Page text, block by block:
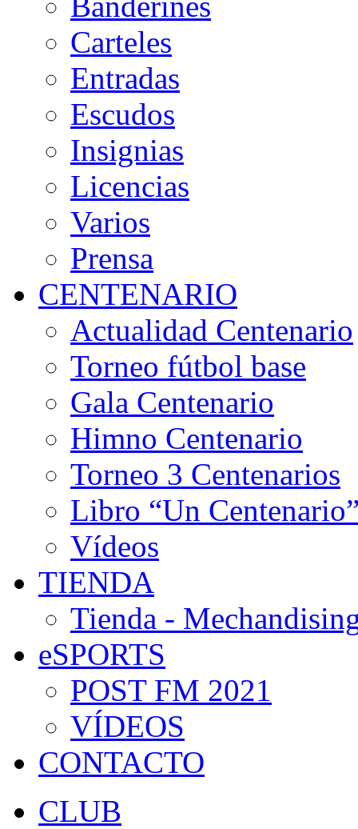
Carteles
Entradas
Escudos
Insignias
Licencias
Varios
Prensa
CENTENARIO
Actualidad Centenario
Torneo fútbol base
Gala Centenario
Himno Centenario
Torneo 3 Centenarios
Libro “Un
Vídeos
TIENDA
Tienda -
eSPORTS
POST FM 2021
VÍDEOS
CONTACTO
CLUB